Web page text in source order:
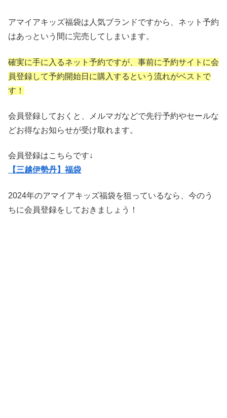
アマイアキッズ福袋は人気ブランドですから、ネット予約
はあっという間に完売してしまいます。
確実に手に入るネット予約ですが、事前に予約サイトに会
員登録して予約開始日に購入するという流れがベストで
す！
会員登録しておくと、メルマガなどで先行予約やセールな
どお得なお知らせが受け取れます。
会員登録はこちらです↓
【三越伊勢丹】福袋
2024年のアマイアキッズ福袋を狙っているなら、今のう
ちに会員登録をしておきましょう！